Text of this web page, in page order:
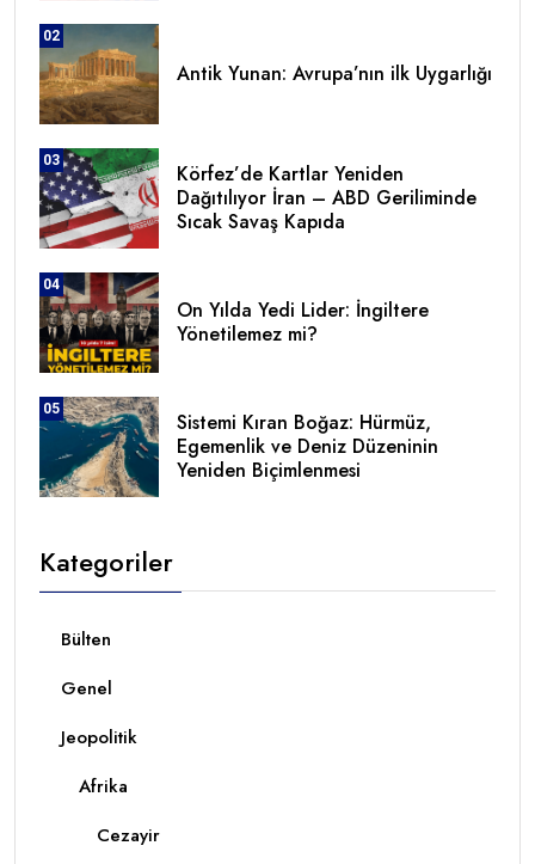
02
Antik Yunan: Avrupa’nın ilk Uygarlığı
03
Körfez’de Kartlar Yeniden
Dağıtılıyor İran – ABD Geriliminde
Sıcak Savaş Kapıda
04
On Yılda Yedi Lider: İngiltere
Yönetilemez mi?
05
Sistemi Kıran Boğaz: Hürmüz,
Egemenlik ve Deniz Düzeninin
Yeniden Biçimlenmesi
Kategoriler
Bülten
Genel
Jeopolitik
Afrika
Cezayir